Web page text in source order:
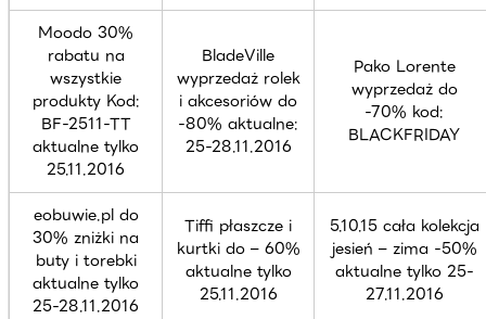
Moodo 30%
rabatu na
wszystkie
produkty Kod:
BF-2511-TT
aktualne tylko
25.11.2016
BladeVille
wyprzedaż rolek
i akcesoriów do
-80% aktualne:
25-28.11.2016
Pako Lorente
wyprzedaż do
-70% kod:
BLACKFRIDAY
eobuwie.pl do
30% zniżki na
buty i torebki
aktualne tylko
25-28.11.2016
Tiffi płaszcze i
kurtki do – 60%
aktualne tylko
25.11.2016
5.10.15 cała kolekcja
jesień – zima -50%
aktualne tylko 25-
27.11.2016